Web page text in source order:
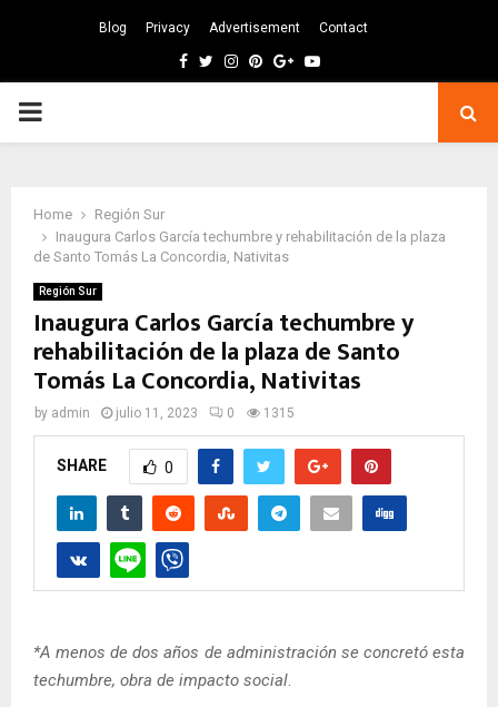
Blog Privacy Advertisement Contact
Facebook
TwitterInstagram
Pinterest
GoogleYoutube
PRIMARY
Home
Región Sur
Inaugura Carlos García techumbre y rehabilitación de la plaza
de Santo Tomás La Concordia, Nativitas
Región Sur
Inaugura Carlos García techumbre y
rehabilitación de la plaza de Santo
Tomás La Concordia, Nativitas
by admin julio 11, 2023 0 1315
SHARE 0
*A menos de dos años de administración se concretó esta
techumbre, obra de impacto social